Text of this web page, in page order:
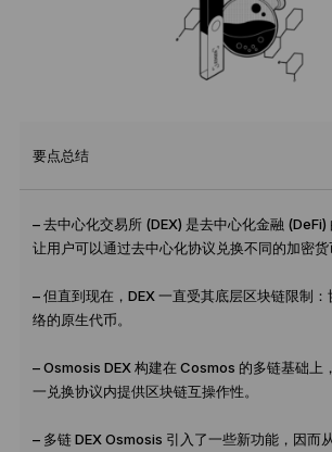
要点总结
– 去中心化交易所 (DEX) 是去中心化金融 (DeFi)
让用户可以通过去中心化协议兑换不同的加密货
– 但直到现在，DEX 一直受其底层区块链限制
络的原生代币。
– Osmosis DEX 构建在 Cosmos 的多链基础上
一兑换协议内提供区块链互操作性。
– 多链 DEX Osmosis 引入了一些新功能，因而